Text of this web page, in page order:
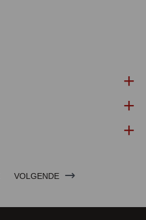
VOLGENDE